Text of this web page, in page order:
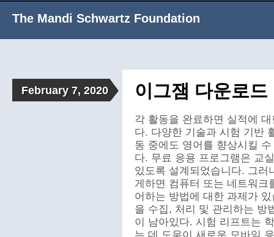
The Mandi Schwartz Foundation
February 7, 2020 이그잼 다운로드
각 활동을 완료하면 실적에
다. 다양한 기술과 시험 기반
동 중에도 영어를 향상시킬
다. 무료 응용 프로그램은 교
있도록 설계되었습니다. 그러
게하면 컴퓨터 또는 네트워
어하는 방법에 대한 과제가
을 수집, 처리 및 관리하는 방
이 남아있다. 시험 리프트는